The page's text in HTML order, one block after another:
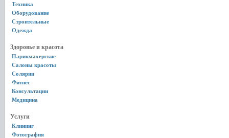
Техника
Оборудование
Строительные
Одежда
Здоровье и красота
Парикмахерские
Салоны красоты
Солярии
Фитнес
Консультации
Медицина
Услуги
Клининг
Фотография